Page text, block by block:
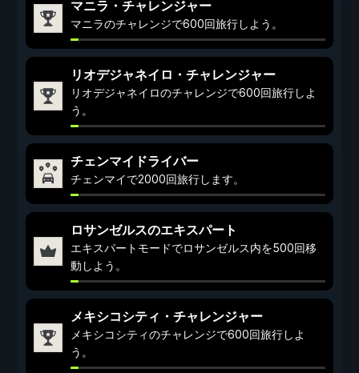
マニラ・チャレンジャー
マニラのチャレンジで600回旅行しよう。
リオデジャネイロ・チャレンジャー
リオデジャネイロのチャレンジで600回旅行しよ
う。
チェンマイドライバー
チェンマイで2000回旅行します。
ロサンゼルスのエキスパート
エキスパートモードでロサンゼルス内を500回移
動しよう。
メキシコシティ・チャレンジャー
メキシコシティのチャレンジで600回旅行しよ
う。